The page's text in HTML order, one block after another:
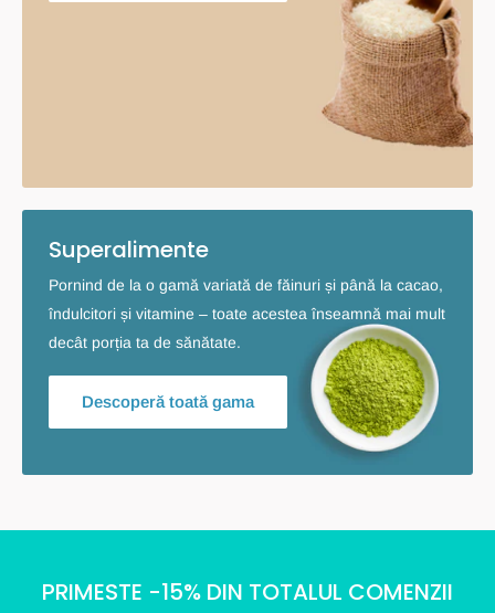
Superalimente
Pornind de la o gamă variată de făinuri și până la cacao,
îndulcitori și vitamine – toate acestea înseamnă mai mult
decât porția ta de sănătate.
Descoperă toată gama
PRIMESTE -15% DIN TOTALUL COMENZII